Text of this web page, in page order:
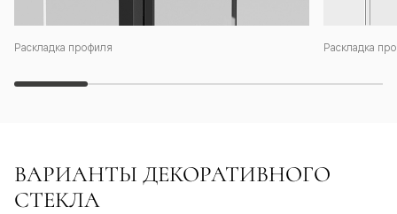
Раскладка профиля Раскладка
ВАРИАНТЫ ДЕКОРАТИВНОГО
СТЕКЛА